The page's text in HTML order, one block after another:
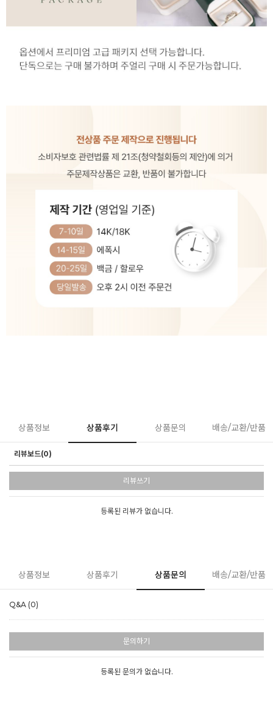
상품정보 상품후기 상품문의 배송/교환/반품
리뷰보드(0)
리뷰쓰기
등록된 리뷰가 없습니다.
상품정보 상품후기 상품문의 배송/교환/반품
Q&A (0)
문의하기
등록된 문의가 없습니다.